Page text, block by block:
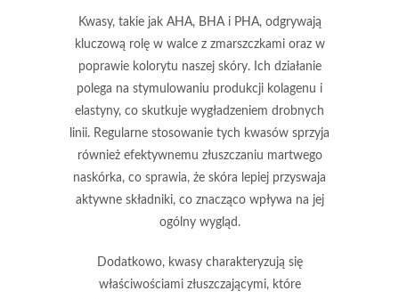
Kwasy, takie jak AHA, BHAi PHA, odgrywają
kluczową rolę w walce z zmarszczkami oraz w
poprawie kolorytu naszej skóry. Ich działanie
polega na stymulowaniu produkcji kolagenu i
elastyny, co skutkuje wygładzeniem drobnych
linii. Regularne stosowanie tych kwasów sprzyja
również efektywnemu złuszczaniu martwego
naskórka, co sprawia, że skóra lepiej przyswaja
aktywne składniki, co znacząco wpływa na jej
ogólny wygląd.
Dodatkowo, kwasy charakteryzują się
właściwościami złuszczającymi, które